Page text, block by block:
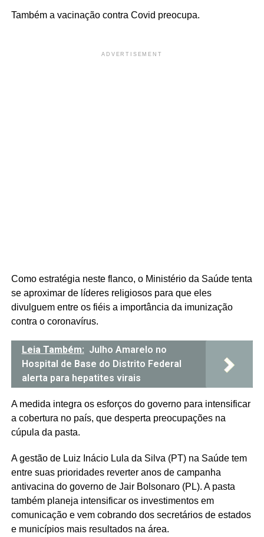
Também a vacinação contra Covid preocupa.
ADVERTISEMENT
Como estratégia neste flanco, o Ministério da Saúde tenta
se aproximar de líderes religiosos para que eles
divulguem entre os fiéis a importância da imunização
contra o coronavírus.
Leia Também: Julho Amarelo no
Hospital de Base do Distrito Federal
alerta para hepatites virais
A medida integra os esforços do governo para intensificar
a cobertura no país, que desperta preocupações na
cúpula da pasta.
A gestão de Luiz Inácio Lula da Silva (PT) na Saúde tem
entre suas prioridades reverter anos de campanha
antivacina do governo de Jair Bolsonaro (PL). A pasta
também planeja intensificar os investimentos em
comunicação e vem cobrando dos secretários de estados
e municípios mais resultados na área.